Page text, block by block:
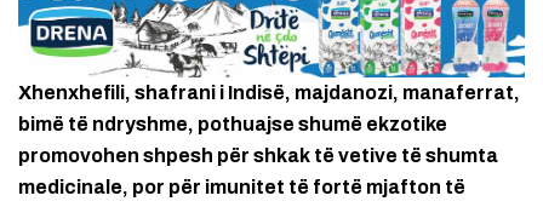
Xhenxhefili, shafrani i Indisë, majdanozi, manaferrat,
bimë të ndryshme, pothuajse shumë ekzotike
promovohen shpesh për shkak të vetive të shumta
medicinale, por për imunitet të fortë mjafton të